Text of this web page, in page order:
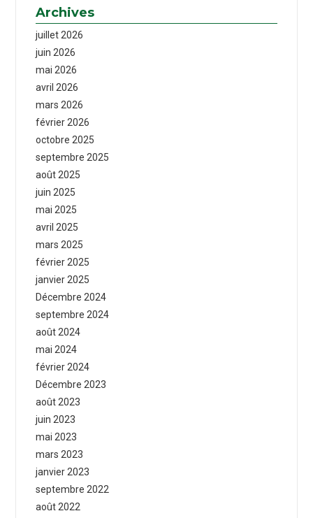
Archives
juillet 2026
juin 2026
mai 2026
avril 2026
mars 2026
février 2026
octobre 2025
septembre 2025
août 2025
juin 2025
mai 2025
avril 2025
mars 2025
février 2025
janvier 2025
Décembre 2024
septembre 2024
août 2024
mai 2024
février 2024
Décembre 2023
août 2023
juin 2023
mai 2023
mars 2023
janvier 2023
septembre 2022
août 2022